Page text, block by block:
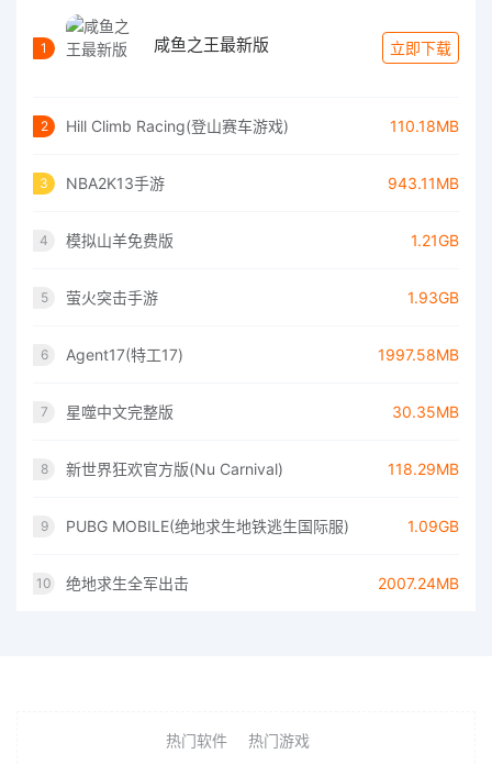
1 咸鱼之王最新版 立即下载
2 Hill Climb Racing(登山赛车游戏) 110.18MB
3 NBA2K13手游 943.11MB
4 模拟山羊免费版 1.21GB
5 萤火突击手游 1.93GB
6 Agent17(特工17) 1997.58MB
7 星噬中文完整版 30.35MB
8 新世界狂欢官方版(Nu Carnival) 118.29MB
9 PUBG MOBILE(绝地求生地铁逃生国际服) 1.09GB
10 绝地求生全军出击 2007.24MB
热门软件 热门游戏